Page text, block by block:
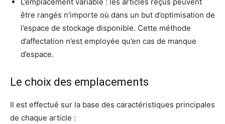
être rangés n’importe où dans un but d’optimisation de
l’espace de stockage disponible. Cette méthode
d’affectation n’est employée qu’en cas de manque
d’espace.
Le choix des emplacements
Il est effectué sur la base des caractéristiques principales
de chaque article :